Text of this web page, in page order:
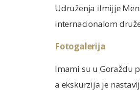
Udruženja ilmijje
internacionalom
Fotogalerija
Imami su u Goraždu
a ekskurzija je